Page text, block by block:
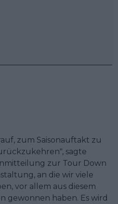
zum Saisonauftakt zu
sagte
zur Tour Down
an die wir viele
vor allem aus diesem
gewonnen haben. Es wird